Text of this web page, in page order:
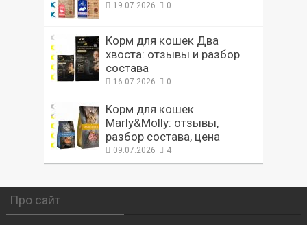
19.07.2026 0
Корм для кошек Два
хвоста: отзывы и разбор
состава
16.07.2026 0
Корм для кошек
Marly&Molly: отзывы,
разбор состава, цена
09.07.2026 4
Про сайт